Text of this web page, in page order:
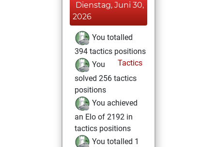
Dienstag, Juni 30,
2026
You totalled
394 tactics positions
Tactics
You
solved 256 tactics
positions
You achieved
an Elo of 2192 in
tactics positions
You totalled 1